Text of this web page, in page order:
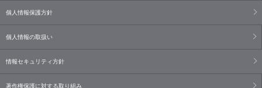
個人情報保護方針
個人情報の取扱い
情報セキュリティ方針
著作権保護に対する取り組み